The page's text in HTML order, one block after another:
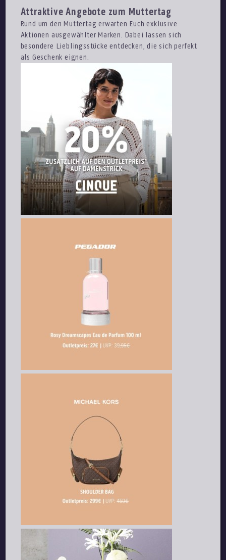
Attraktive Angebote zum Muttertag
Rund um den Muttertag erwarten Euch exklusive
Aktionen ausgewählter Marken. Dabei lassen sich
besondere Lieblingsstücke entdecken, die sich perfekt
als Geschenk eignen.